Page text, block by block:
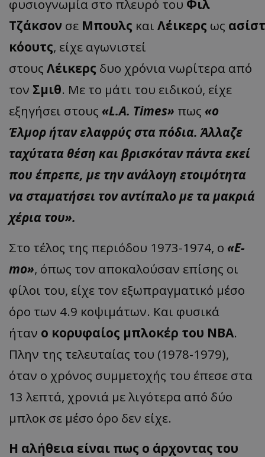
φυσιογνωμία στο πλευρό του Φιλ
Τζάκσον σε Μπουλς και Λέικερς ως
κόουτς, είχε αγωνιστεί
στους Λέικερς δυο χρόνια νωρίτερα από
τον Σμιθ. Με το μάτι του ειδικού, είχε
εξηγήσει στους «L.A. Times» πως «ο
Έλμορ ήταν ελαφρύς στα πόδια. Άλλαζε
ταχύτατα θέση και βρισκόταν πάντα εκεί
που έπρεπε, με την ανάλογη ετοιμότητα
να σταματήσει τον αντίπαλο με τα μακριά
χέρια του».
Στο τέλος της περιόδου 1973-1974, ο «E-
mo», όπως τον αποκαλούσαν επίσης οι
φίλοι του, είχε τον εξωπραγματικό μέσο
όρο των 4.9 κοψιμάτων. Και φυσικά
ήταν ο κορυφαίος μπλοκέρ του ΝΒΑ.
Πλην της τελευταίας του (1978-1979),
όταν ο χρόνος συμμετοχής του έπεσε στα
13 λεπτά, χρονιά με λιγότερα από δύο
μπλοκ σε μέσο όρο δεν είχε.
Η αλήθεια είναι πως ο άρχοντας του